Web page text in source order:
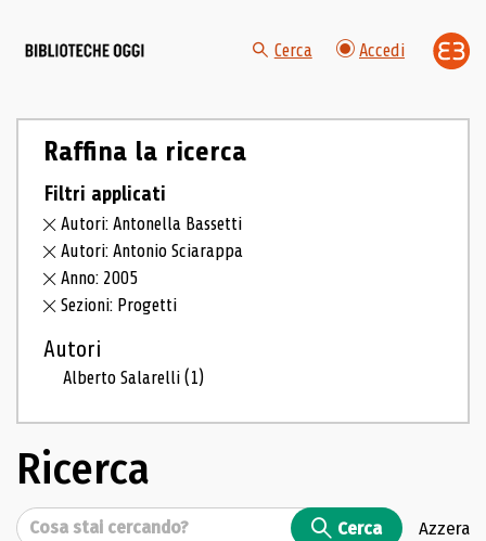
Cerca Accedi
Raffina la ricerca
Filtri applicati
Autori: Antonella Bassetti
Autori: Antonio Sciarappa
Anno: 2005
Sezioni: Progetti
Autori
Alberto Salarelli(1)
Ricerca
Cerca Cerca Azzera